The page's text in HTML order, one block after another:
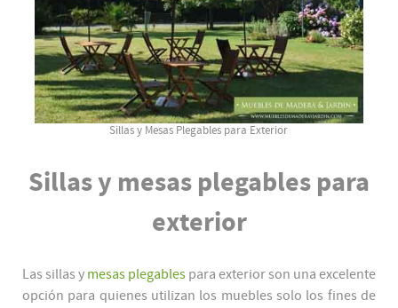
Sillas y Mesas Plegables para Exterior
Sillas y mesas plegables para
exterior
Las sillas y mesas plegables para exterior son una excelente
opción para quienes utilizan los muebles solo los fines de